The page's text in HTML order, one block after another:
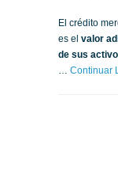
El crédito
es el valor
de sus
… Continuar